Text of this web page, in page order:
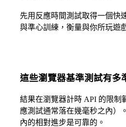
先用反應時間測試取得一個快
與準心訓練，衡量與你所玩遊
這些瀏覽器基準測試有多
結果在瀏覽器計時 API 的限制
應測試通常落在幾毫秒之內）
內的相對進步是可靠的。